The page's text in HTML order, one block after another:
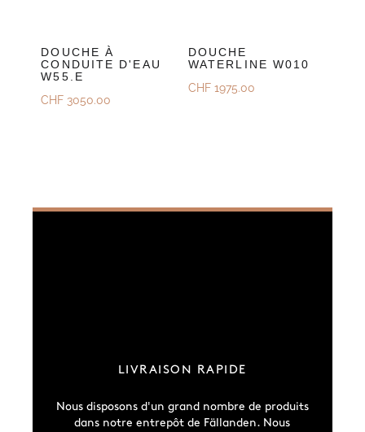
DOUCHE À
CONDUITE D'EAU
W55.E
CHF 3050.00
DOUCHE
WATERLINE W010
CHF1975.00
LIVRAISON RAPIDE
Nous disposons d'un grand nombre de produits
dans notre entrepôt de Fällanden. Nous